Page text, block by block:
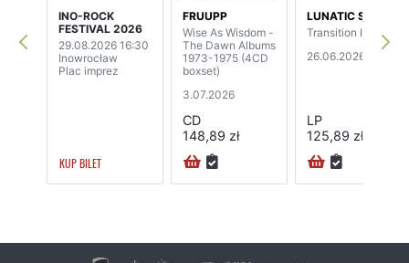
INO-ROCK
FESTIVAL 2026
29.08.2026 16:30
Inowrocław
Plac imprez
KUP BILET
FRUUPP
Wise As Wisdom -
The Dawn Albums
1973-1975 (4CD
boxset)
3.07.2026
CD
148,89 zł
LUNATIC SOUL
Transition II
26.06.2026
LP
125,89 zł